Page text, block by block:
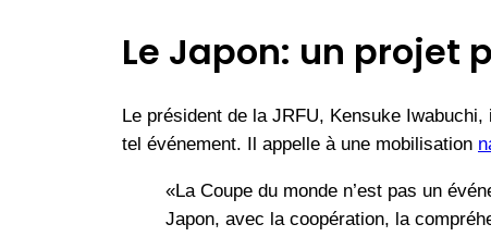
Le Japon: un projet
Le président de la JRFU, Kensuke
tel événement. Il appelle à une mobilisation
«La Coupe du monde n’est pas un
Japon, avec la coopération, la